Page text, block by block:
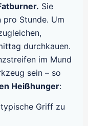
Sie
im Mund
sein – so
Heißhunger:
Griff zu